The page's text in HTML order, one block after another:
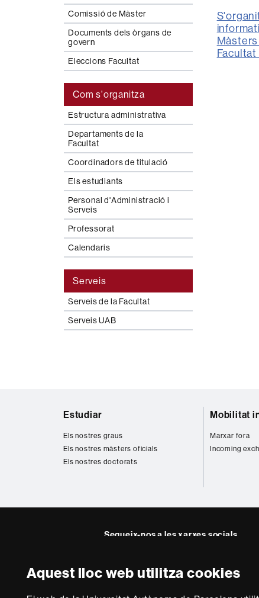
Aquest lloc web utilitza cookies
Comissió de Màster
Documents dels òrgans de
govern
Eleccions Facultat
Com s'organitza
Estructura administrativa
Departaments de la
Facultat
Coordinadors de titulació
Els estudiants
Personal d'Administració i
Serveis
Professorat
Calendaris
Serveis
Serveis de la Facultat
Serveis UAB
Estudiar
Els nostres graus
Els nostres màsters oficials
Els nostres doctorats
Mobilitat
Marxar fora
Incoming
Segueix-nos a les xarxes socials
TwitterYouTube
FacultatUAB